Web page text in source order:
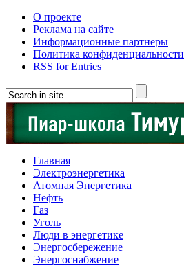
О проекте
Реклама на сайте
Информационные партнеры
Политика конфиденциальности
RSS for Entries
Главная
Электроэнергетика
Атомная Энергетика
Нефть
Газ
Уголь
Люди в энергетике
Энергосбережение
Энергоснабжение